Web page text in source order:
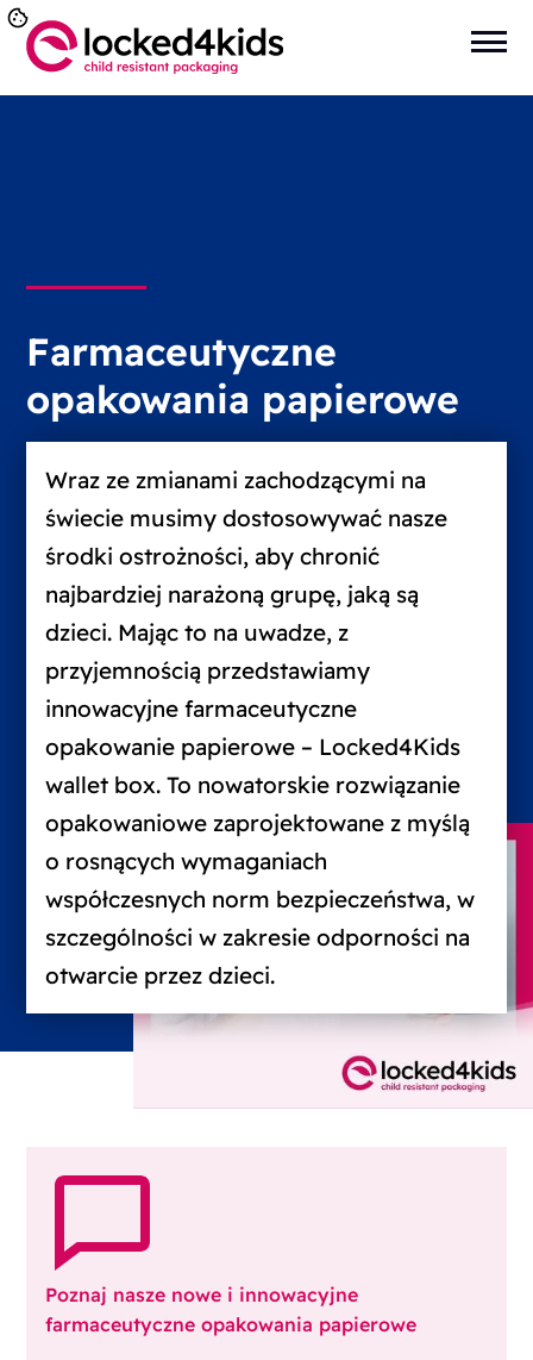
Farmaceutyczne
opakowania papierowe
Wraz ze zmianami zachodzącymi na
świecie musimy dostosowywać nasze
środki ostrożności, aby chronić
najbardziej narażoną grupę, jaką są
dzieci. Mając to na uwadze, z
przyjemnością przedstawiamy
innowacyjne farmaceutyczne
opakowanie papierowe – Locked4Kids
wallet box. To nowatorskie rozwiązanie
opakowaniowe zaprojektowane z myślą
o rosnących wymaganiach
współczesnych norm bezpieczeństwa, w
szczególności w zakresie odporności na
otwarcie przez dzieci.
Poznaj nasze nowe i innowacyjne
farmaceutyczne opakowania papierowe